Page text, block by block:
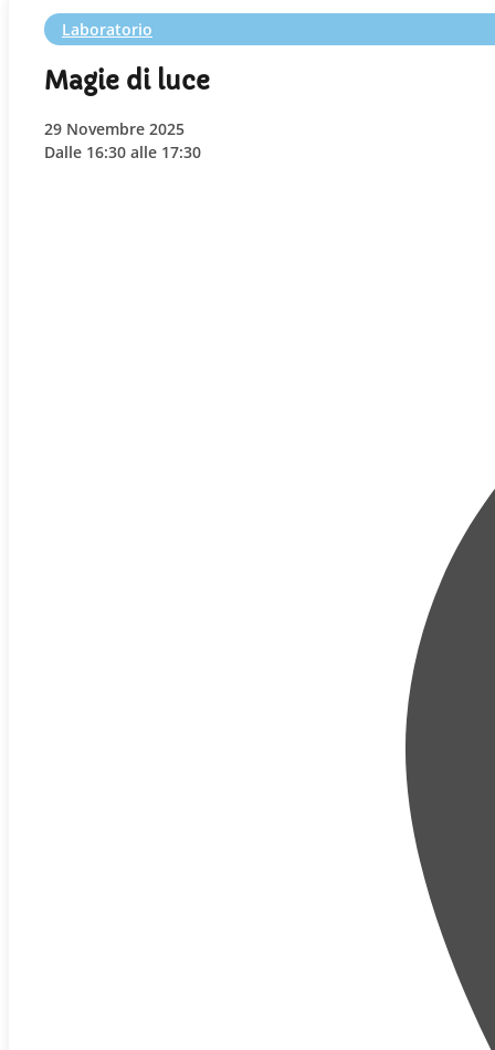
Laboratorio
Magie di luce
29 Novembre 2025
Dalle 16:30 alle 17:30